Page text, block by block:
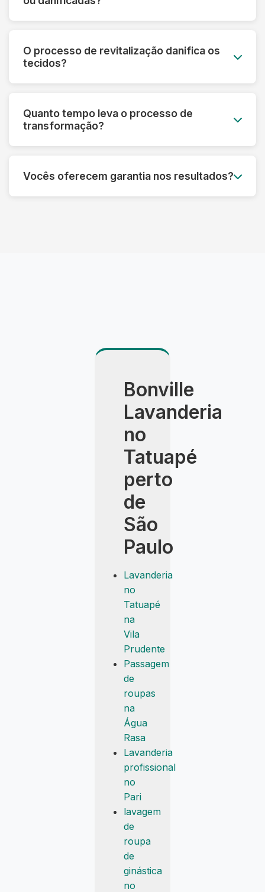
prévia e informamos o que é possível restaurar
O processo de revitalização danifica os
tecidos?
prolongar a vida útil das roupas, sempre
respeitando as características de cada material.
Quanto tempo leva o processo de
transformação?
de restauração podem precisar de um tempo
adicional para garantir o melhor resultado.
Vocês oferecem garantia nos resultados?
Bonville
Lavanderia
no
Tatuapé
perto
de
São
Paulo
Lavanderia
no
Tatuapé
na
Vila
Prudente
Passagem
de
roupas
na
Água
Rasa
Lavanderia
profissional
no
Pari
lavagem
de
roupa
de
ginástica
no